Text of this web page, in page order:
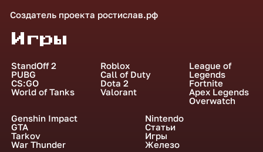
Создатель проекта ростислав.рф
Игры
StandOff 2
PUBG
CS:GO
World of Tanks
Roblox
Call of Duty
Dota 2
Valorant
League of
Legends
Fortnite
Apex Legends
Overwatch
Genshin Impact
GTA
Tarkov
War Thunder
Nintendo
Статьи
Игры
Железо